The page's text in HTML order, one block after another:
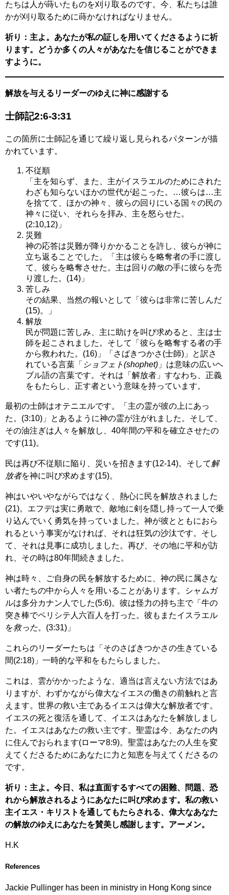
たちは人が蒔いたものを刈り取るのです。今、私たちは誰
かが刈り取るために蒔かなければなりません。
祈り：主よ。あなたが私の証しを用いてくださるように祈
ります。どうか多くの人々があなたを信じることができま
すように。
解放を与えるリーダーのゆえに神に感謝する
士師記2:6-3:31
この箇所に士師記を通じて繰り返し見られるパターンが描
かれています。
不従順
「主を知らず、また、主がイスラエルのためにされた
わざも知らないほかの世代が起こった。…彼らは…主
を捨てて、ほかの神々、彼らの回りにいる国々の民の
神々に従い、それらを拝み、主を怒らせた。
(2:10,12)」
災難
神の応答は災難が降りかかることを許し、彼らが神に
立ち返ることでした。「主は彼らを略奪者の手に渡し
て、彼らを略奪させた。主は回りの敵の手に彼らを売
り渡した。(14)」
苦しみ
その結果、当然の報いとして「彼らは非常に苦しんだ
(15)。」
解放
民が問題に苦しみ、主に助けを叫び求めると、主は士
師を起こされました。そして「彼らを略奪する者の手
から救われた。(16)」「さばきつかさ(士師)」と訳さ
れている言葉「 ショフェト(shophet) 」は意味の広いヘ
ブル語の言葉です。それは「解放者」すなわち、正義
をもたらし、正す者という意味を持っています。
最初の士師はオテニエルです。「主の霊が彼の上にあっ
た。(3:10)」とあるように神の霊が注がれました。そして、
その油注ぎは人々を解放し、40年間の平和を確立させたの
です(11)。
民は再び不従順に陥り、災いを招きます(12-14)。そして 解
放者を神に叫び求めます(15)。
神はいやいやながらではなく、熱心に民を解放されました
(21)。エフデは実に勇敢で、敵地に剣を隠し持って一人で乗
り込んでいく勇気を持っていました。神が彼とともにおら
れるという事実がなければ、それは狂気の沙汰です。そし
て、それは見事に成功しました。再び、その地に平和が訪
れ、その時は80年間続きました。
神は時々、ご自身の民を解放するために、神の民に属さな
い者たちの中から人々を用いることがあります。シャムガ
ルは多分カナン人でした(5:6)。彼は怪力の持ち主で「牛の
突き棒でペリシテ人六百人を打った。彼もまたイスラエル
を救った。(3:31)」
これらのリーダーたちは「そのさばきつかさの生きている
間(2:18)」一時的な平和をもたらしました。
これは、雲がかかったような、適当は言えない方法ではあ
りますが、わずかながら偉大なイエスの働きの前触れと言
えます。世界の救い主であるイエスは偉大な解放者です。
イエスの死と復活を通して、イエスはあなたを解放しまし
た。イエスはあなたの救い主です。聖霊は今、あなたの内
に住んでおられます(ローマ8:9)。聖霊はあなたの人生を変
えてくださるためにあなたに力と知恵を与えてくださるの
です。
祈り：主よ。今日、私は直面するすべての困難、問題、恐
れから解放されるようにあなたに叫び求めます。私の救い
主イエス・キリストを通してもたらされる、偉大なあなた
の解放のゆえにあなたを賛美し感謝します。アーメン。
H.K
References
Jackie Pullinger has been in ministry in Hong Kong since